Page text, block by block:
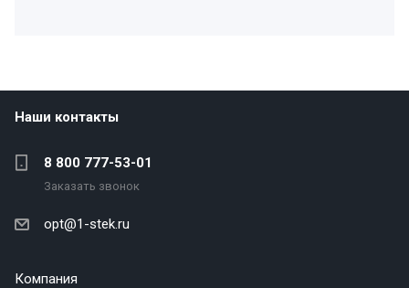
Наши контакты
8 800 777-53-01
Заказать звонок
opt@1-stek.ru
Компания